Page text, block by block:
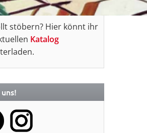
stöbern? Hier könnt ihr
Katalog